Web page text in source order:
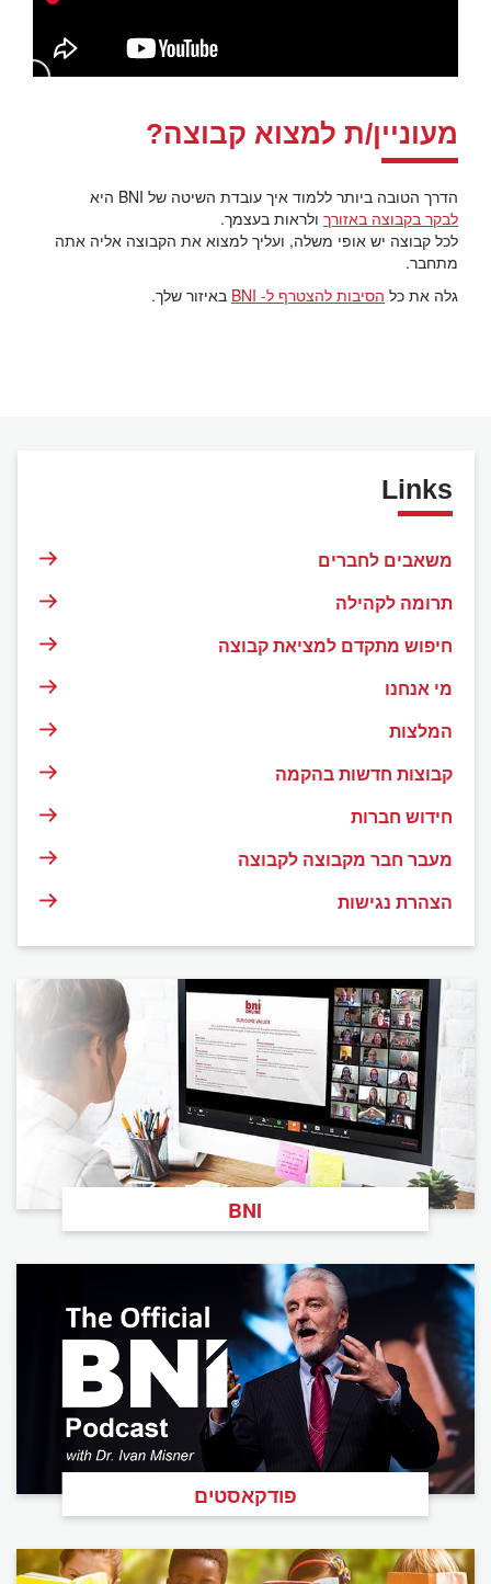
מעוניין/ת למצוא קבוצה?
הדרך הטובה ביותר ללמוד איך עובדת השיטה של BNI היא
לבקר בקבוצה באזורך ולראות בעצמך.
לכל קבוצה יש אופי משלה, ועליך למצוא את הקבוצה אליה אתה
מתחבר.
גלה את כל הסיבות להצטרף ל- BNI באיזור שלך.
Links
משאבים לחברים
תרומה לקהילה
חיפוש מתקדם למציאת קבוצה
מי אנחנו
המלצות
קבוצות חדשות בהקמה
חידוש חברות
מעבר חבר מקבוצה לקבוצה
הצהרת נגישות
BNI
פודקאסטים